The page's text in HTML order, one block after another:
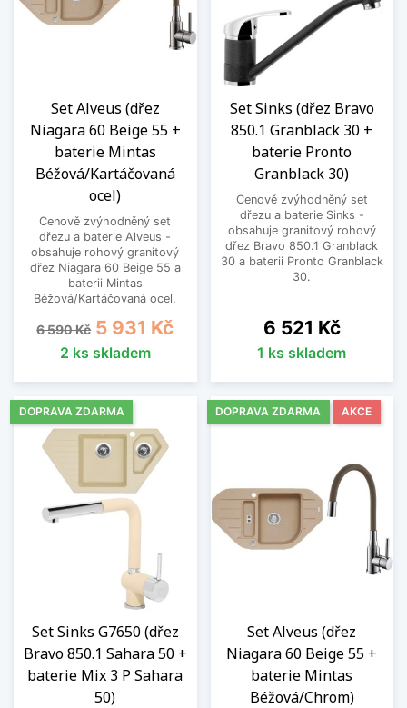
Set Alveus (dřez
Niagara 60 Beige 55 +
baterie Mintas
Béžová/Kartáčovaná
ocel)
Cenově zvýhodněný set
dřezu a baterie Alveus -
obsahuje rohový granitový
dřez Niagara 60 Beige 55 a
baterii Mintas
Béžová/Kartáčovaná ocel.
Běžná cena
6 590 Kč Cena
5 931 Kč
2 ks skladem
Set Sinks (dřez Bravo
850.1 Granblack 30 +
baterie Pronto
Granblack 30)
Cenově zvýhodněný set
dřezu a baterie Sinks -
obsahuje granitový rohový
dřez Bravo 850.1 Granblack
30 a baterii Pronto Granblack
30.
Cena
6 521 Kč
1 ks skladem
Set Sinks G7650 (dřez
Bravo 850.1 Sahara 50 +
baterie Mix 3 P Sahara
50)
DOPRAVA ZDARMA
Set Alveus (dřez
Niagara 60 Beige 55 +
baterie Mintas
Béžová/Chrom)
DOPRAVA ZDARMA AKCE